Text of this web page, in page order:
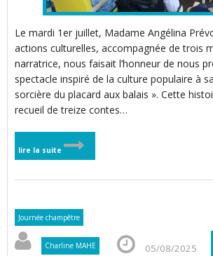
Le mardi 1er juillet, Madame Angélina
actions culturelles, accompagnée de trois
narratrice, nous faisait l’honneur de nous
spectacle inspiré de la culture populaire à
sorcière du placard aux balais ». Cette
recueil de treize contes…
lire la suite
Journée champêtre
Charline MAHE 05/08/2025